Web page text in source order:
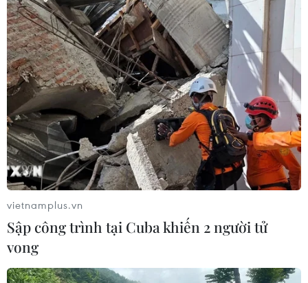
vietnamplus.vn
Sập công trình tại Cuba khiến 2 người tử
vong